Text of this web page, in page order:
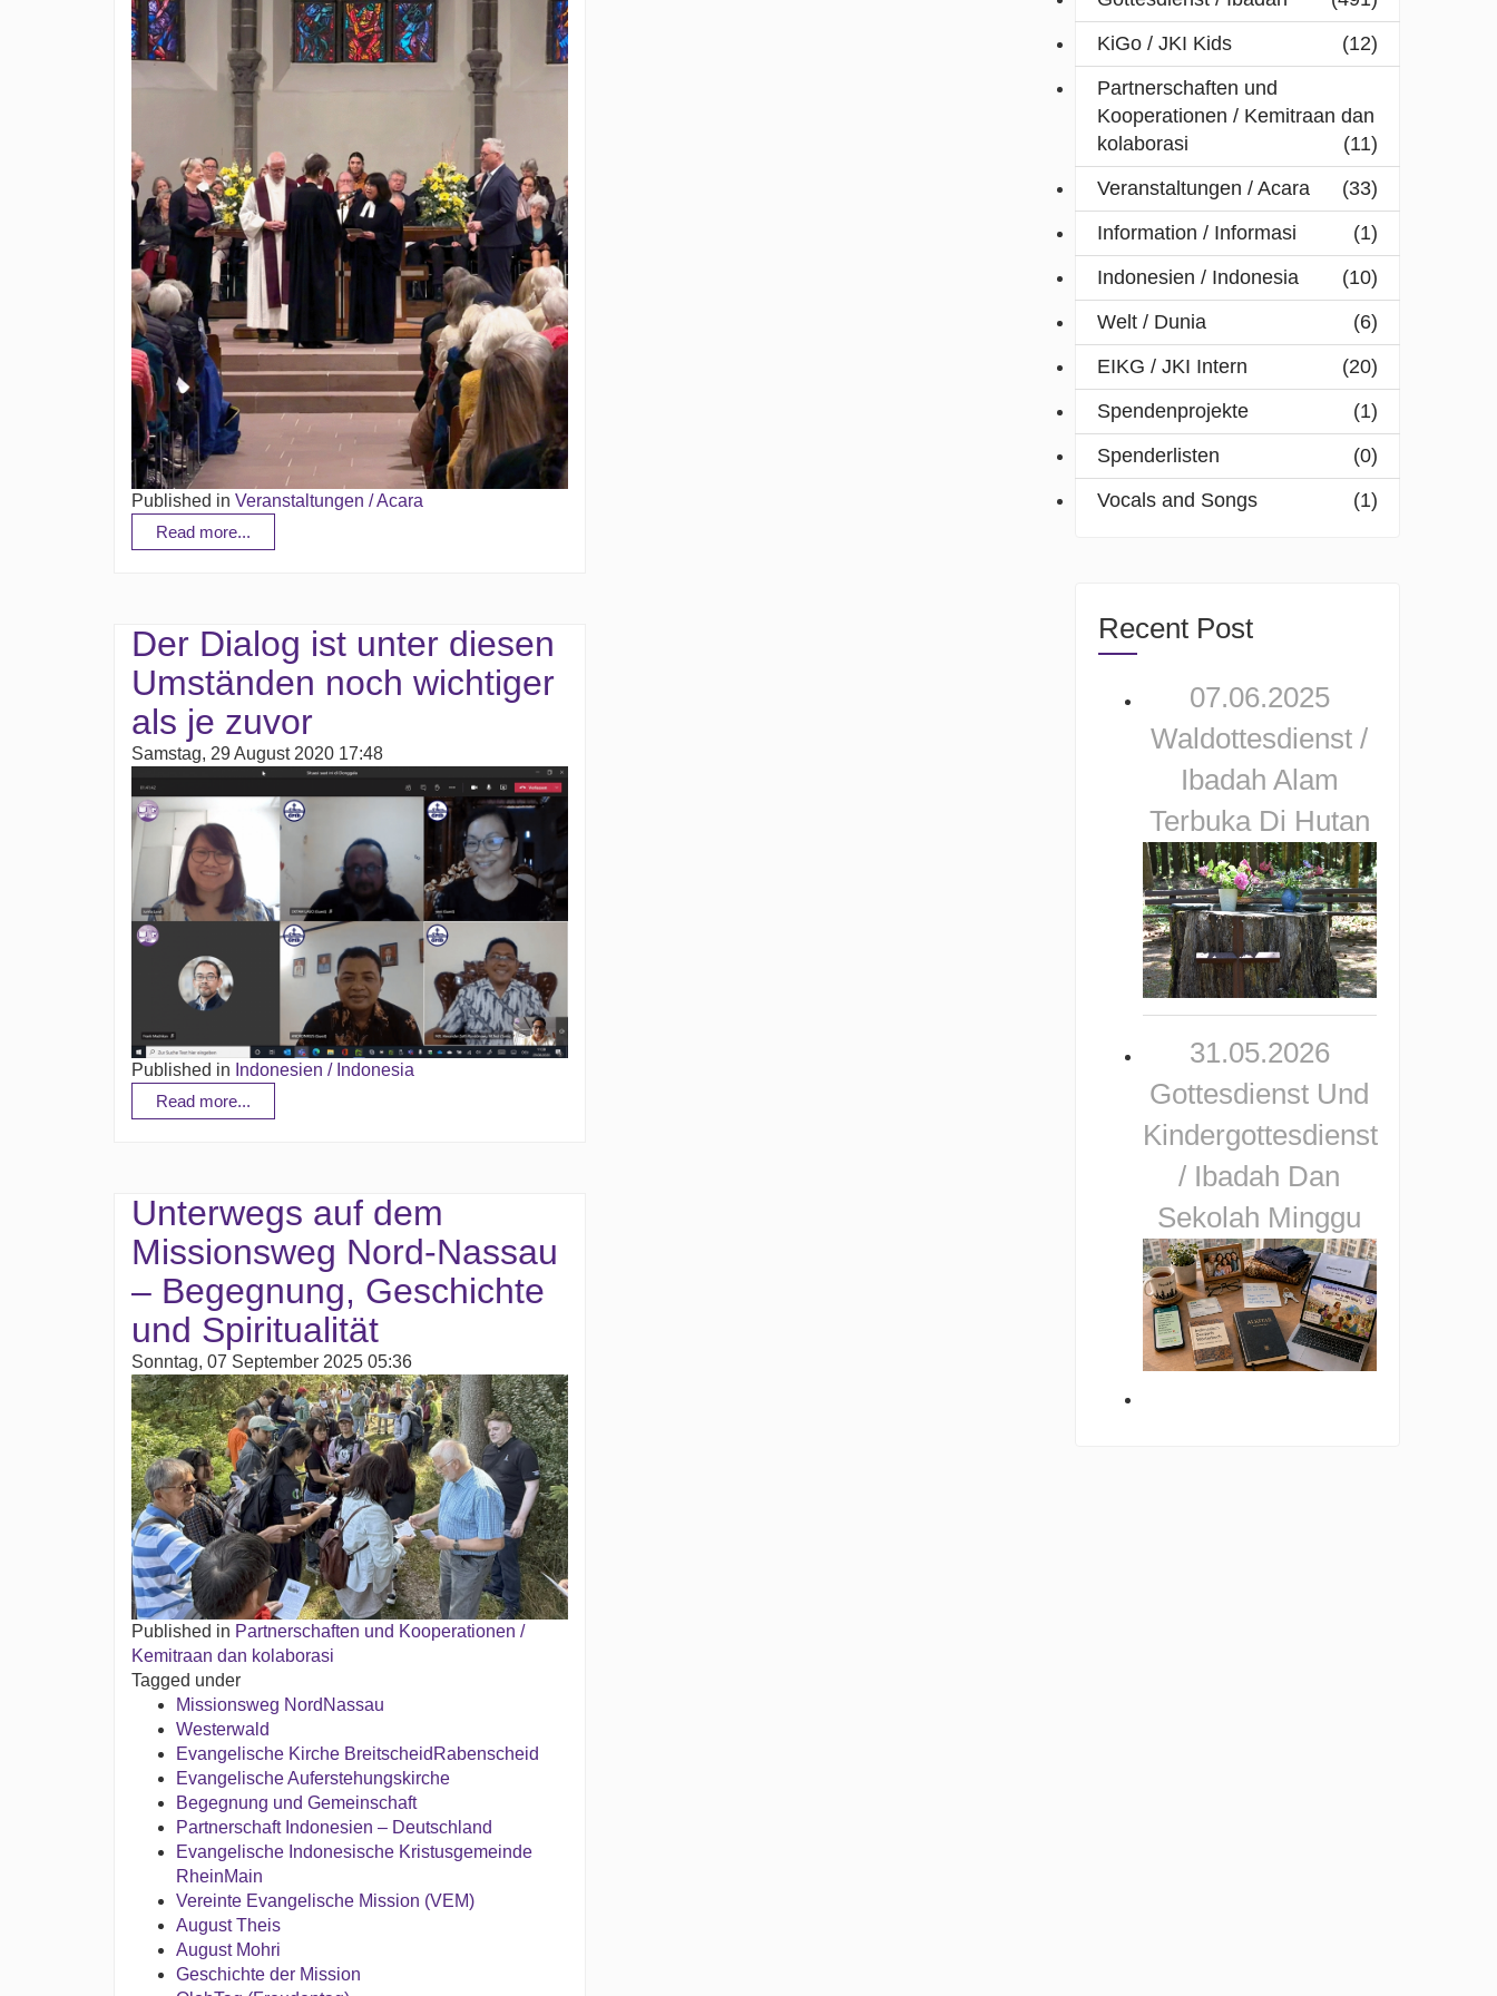
Published in Veranstaltungen / Acara
Read more...
Der Dialog ist unter diesen
Umständen noch wichtiger
als je zuvor
Samstag, 29 August 2020 17:48
Published in Indonesien / Indonesia
Read more...
Unterwegs auf dem
Missionsweg Nord-Nassau
– Begegnung, Geschichte
und Spiritualität
Sonntag, 07 September 2025 05:36
Published in Partnerschaften und Kooperationen /
Kemitraan dan kolaborasi
Tagged under
Missionsweg NordNassau
Westerwald
Evangelische Kirche BreitscheidRabenscheid
Evangelische Auferstehungskirche
Begegnung und Gemeinschaft
Partnerschaft Indonesien – Deutschland
Evangelische Indonesische Kristusgemeinde
RheinMain
Vereinte Evangelische Mission (VEM)
August Theis
August Mohri
Geschichte der Mission
KiGo / JKI Kids
(12)
Partnerschaften und
Kooperationen / Kemitraan dan
kolaborasi
(11)
Veranstaltungen / Acara
(33)
Information / Informasi
(1)
Indonesien / Indonesia
(10)
Welt / Dunia
(6)
EIKG / JKI Intern
(20)
Spendenprojekte
(1)
Spenderlisten
(0)
Vocals and Songs
(1)
Recent Post
07.06.2025
Waldottesdienst /
Ibadah Alam
Terbuka Di Hutan
31.05.2026
Gottesdienst Und
Kindergottesdienst
/ Ibadah Dan
Sekolah Minggu